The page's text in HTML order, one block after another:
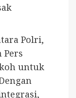
Polri,
Pers
untuk